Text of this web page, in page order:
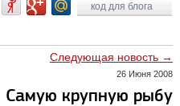
код для блога
Следующая новость →
26 Июня 2008
Самую крупную рыбу